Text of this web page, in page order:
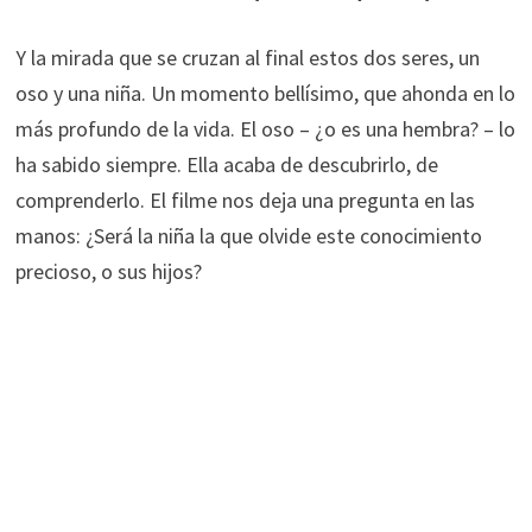
Y la mirada que se cruzan al final estos dos seres, un
oso y una niña. Un momento bellísimo, que ahonda en lo
más profundo de la vida. El oso – ¿o es una hembra? – lo
ha sabido siempre. Ella acaba de descubrirlo, de
comprenderlo. El filme nos deja una pregunta en las
manos: ¿Será la niña la que olvide este conocimiento
precioso, o sus hijos?